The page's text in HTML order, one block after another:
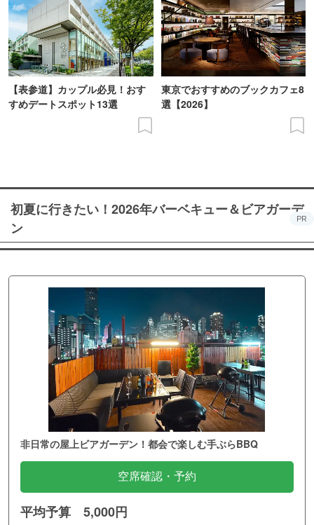
【表参道】カップル必見！おす
すめデートスポット13選
東京でおすすめのブックカフェ8
選【2026】
初夏に行きたい！2026年バーベキュー＆ビアガーデ
ン
PR
非日常の屋上ビアガーデン！都会で楽しむ手ぶらBBQ
空席確認・予約
平均予算 5,000円